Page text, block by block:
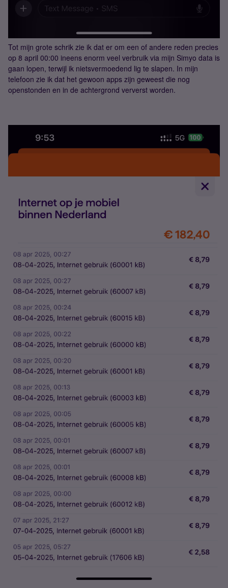
Tot mijn grote schrik zie ik dat er om een of andere reden precies
op 8 april 00:00 ineens enorm veel verbruik via mijn Simyo data is
gaan lopen, terwijl ik nietsvermoedend lig te slapen. In mijn
telefoon zie ik dat het gewoon apps zijn geweest die nog
openstonden en in de achtergrond ververst worden.